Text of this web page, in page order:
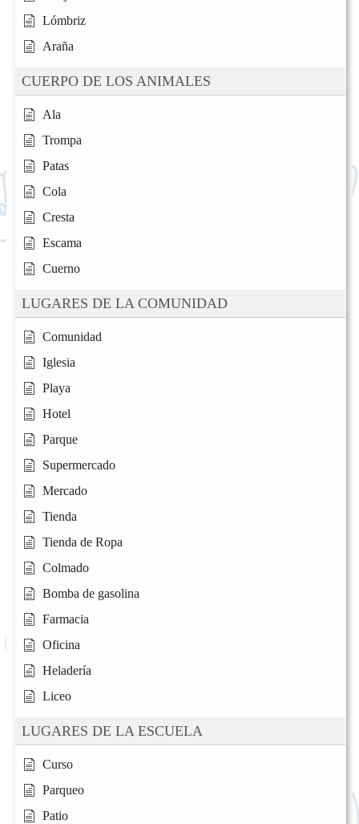
Lómbriz
Araña
CUERPO DE LOS ANIMALES
Ala
Trompa
Patas
Cola
Cresta
Escama
Cuerno
LUGARES DE LA COMUNIDAD
Comunidad
Iglesia
Playa
Hotel
Parque
Supermercado
Mercado
Tienda
Tienda de Ropa
Colmado
Bomba de gasolina
Farmacia
Oficina
Heladería
Liceo
LUGARES DE LA ESCUELA
Curso
Parqueo
Patio